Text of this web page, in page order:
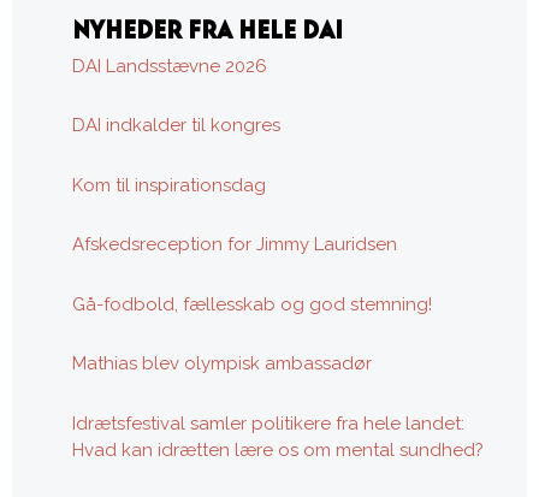
NYHEDER FRA HELE DAI
DAI Landsstævne 2026
DAI indkalder til kongres
Kom til inspirationsdag
Afskedsreception for Jimmy Lauridsen
Gå-fodbold, fællesskab og god stemning!
Mathias blev olympisk ambassadør
Idrætsfestival samler politikere fra hele landet:
Hvad kan idrætten lære os om mental sundhed?